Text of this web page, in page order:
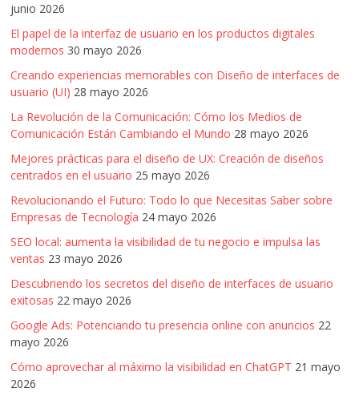
junio 2026
El papel de la interfaz de usuario en los productos digitales
modernos 30 mayo 2026
Creando experiencias memorables con Diseño de interfaces de
usuario (UI) 28 mayo 2026
La Revolución de la Comunicación: Cómo los Medios de
Comunicación Están Cambiando el Mundo 28 mayo 2026
Mejores prácticas para el diseño de UX: Creación de diseños
centrados en el usuario 25 mayo 2026
Revolucionando el Futuro: Todo lo que Necesitas Saber sobre
Empresas de Tecnología 24 mayo 2026
SEO local: aumenta la visibilidad de tu negocio e impulsa las
ventas 23 mayo 2026
Descubriendo los secretos del diseño de interfaces de usuario
exitosas 22 mayo 2026
Google Ads: Potenciando tu presencia online con anuncios 22
mayo 2026
Cómo aprovechar al máximo la visibilidad en ChatGPT 21 mayo
2026